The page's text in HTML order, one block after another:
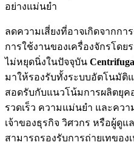
อย่างแม่นยำ
ลดความเสี่ยงที่อาจเกิดจากก
การใช้งานของเครื่องจักรโด
ไม่หยุดนิ่งในปัจจุบัน
มาให้รองรับทั้งระบบอัตโนมัติ
สอดรับกับแนวโน้มการผลิตยุค
รวดเร็ว ความแม่นยำ และคว
เจ้าของธุรกิจ วิศวกร หรือผู้ดู
สามารถรองรับการถ่ายเทขอ